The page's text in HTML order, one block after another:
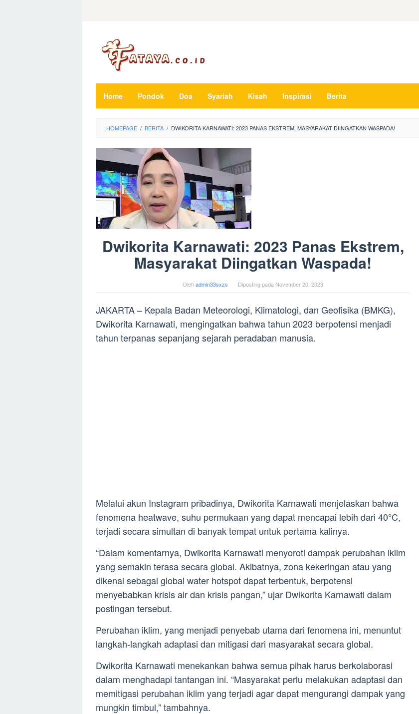
Home Pondok Doa Syariah Kisah Inspirasi Berita
HOMEPAGE / BERITA / DWIKORITA KARNAWATI: 2023 PANAS EKSTREM, MASYARAKAT DIINGATKAN WASPADA!
Dwikorita Karnawati: 2023 Panas Ekstrem,
Masyarakat Diingatkan Waspada!
Olehadmin33sxzs Diposting pada November 20, 2023
JAKARTA – Kepala Badan Meteorologi, Klimatologi, dan Geofisika (BMKG),
Dwikorita Karnawati, mengingatkan bahwa tahun 2023 berpotensi menjadi
tahun terpanas sepanjang sejarah peradaban manusia.
Melalui akun Instagram pribadinya, Dwikorita Karnawati menjelaskan bahwa
fenomena heatwave, suhu permukaan yang dapat mencapai lebih dari 40°C,
terjadi secara simultan di banyak tempat untuk pertama kalinya.
“Dalam komentarnya, Dwikorita Karnawati menyoroti dampak perubahan iklim
yang semakin terasa secara global. Akibatnya, zona kekeringan atau yang
dikenal sebagai global water hotspot dapat terbentuk, berpotensi
menyebabkan krisis air dan krisis pangan,” ujar Dwikorita Karnawati dalam
postingan tersebut.
Perubahan iklim, yang menjadi penyebab utama dari fenomena ini, menuntut
langkah-langkah adaptasi dan mitigasi dari masyarakat secara global.
Dwikorita Karnawati menekankan bahwa semua pihak harus berkolaborasi
dalam menghadapi tantangan ini. “Masyarakat perlu melakukan adaptasi dan
memitigasi perubahan iklim yang terjadi agar dapat mengurangi dampak yang
mungkin timbul,” tambahnya.